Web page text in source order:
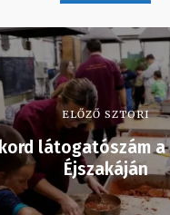
ELŐZŐ SZTORI
látogatószám
Éjszakáján